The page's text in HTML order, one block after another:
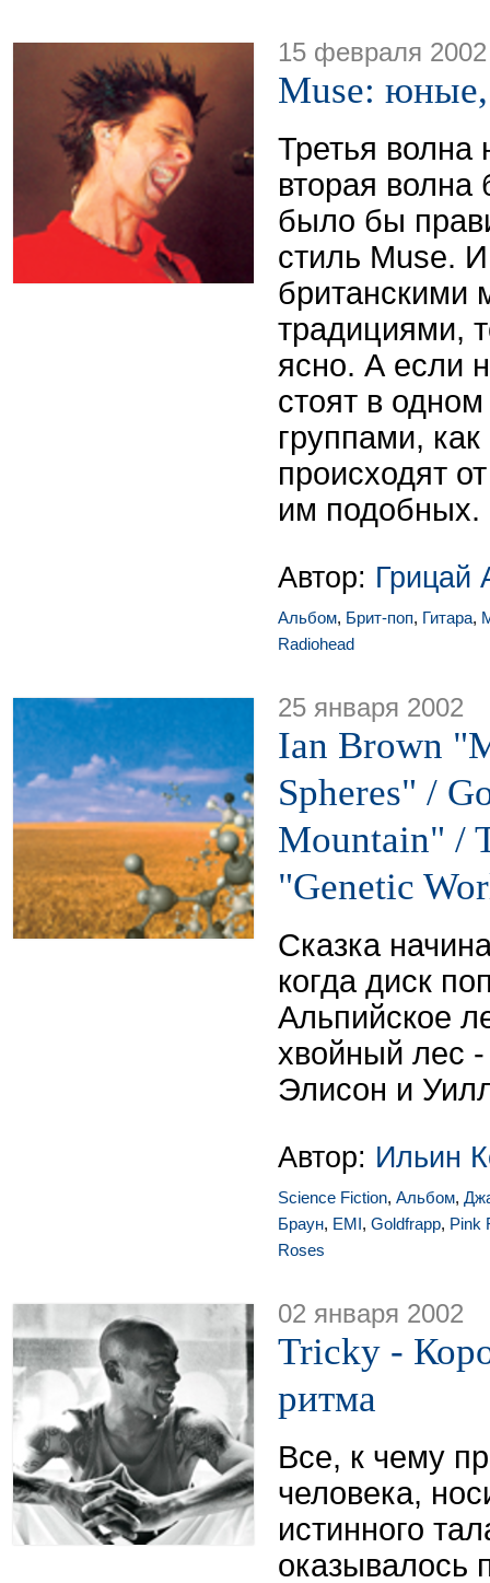
15 февраля 2002
Muse:
Третья волна
вторая
было бы
стиль Muse.
британскими
традициями,
ясно. А если
стоят в
группами,
происходят
им подобных.
Автор: Грицай
Альбом, Брит-поп, Гитара,
Radiohead
25 января 2002
Ian Brown
Spheres" /
Mountain" /
"Genetic
Сказка
когда диск
Альпийское
хвойный лес
Элисон и
Автор: Ильин
Science Fiction, Альбом,
Браун, EMI, Goldfrapp, Pink
Roses
02 января 2002
Tricky -
ритма
Все, к чему
человека,
истинного
оказывалось